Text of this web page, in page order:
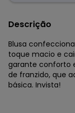
Descrição
Blusa
toque macio e
garante conforto
de franzido, que
básica. Invista!
Enfim - Blusa